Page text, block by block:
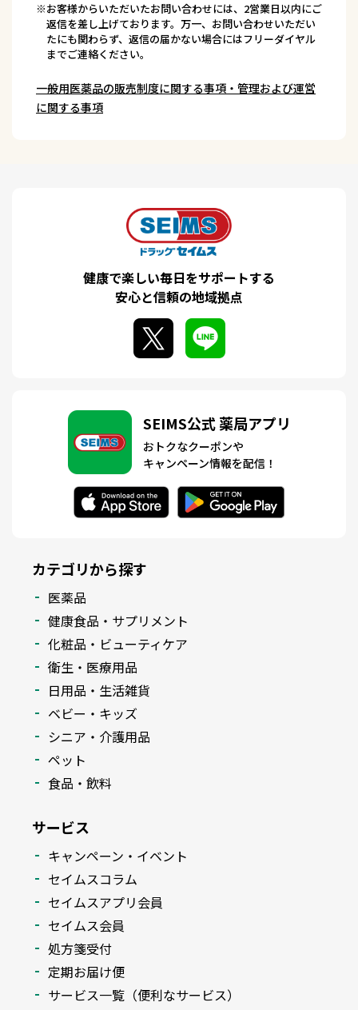
※お客様からいただいたお問い合わせには、2営業日以内にご
返信を差し上げております。万一、お問い合わせいただい
たにも関わらず、返信の届かない場合にはフリーダイヤル
までご連絡ください。
一般用医薬品の販売制度に関する事項・管理および運営
に関する事項
健康で楽しい毎日をサポートする
安心と信頼の地域拠点
SEIMS公式 薬局アプリ
おトクなクーポンや
キャンペーン情報を配信！
カテゴリから探す
医薬品
健康食品・サプリメント
化粧品・ビューティケア
衛生・医療用品
日用品・生活雑貨
ベビー・キッズ
シニア・介護用品
ペット
食品・飲料
サービス
キャンペーン・イベント
セイムスコラム
セイムスアプリ会員
セイムス会員
処方箋受付
定期お届け便
サービス一覧（便利なサービス）